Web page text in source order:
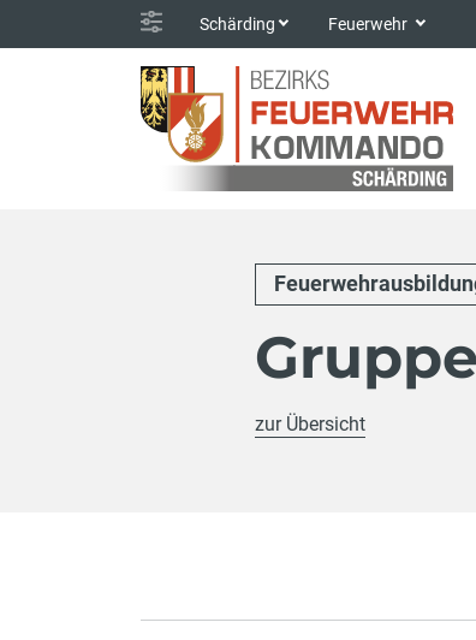
Schärding Feuerwehr
zur Übersicht